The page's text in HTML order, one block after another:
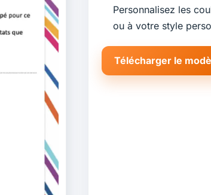
Personnalisez les
ou à votre style
Télécharger le